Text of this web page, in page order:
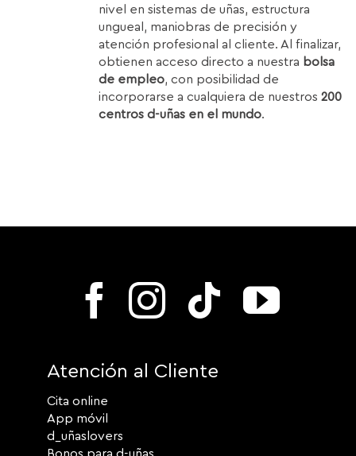
nivel en sistemas de uñas, estructura
ungueal, maniobras de precisión y
atención profesional al cliente. Al finalizar,
obtienen acceso directo a nuestra bolsa
de empleo, con posibilidad de
incorporarse a cualquiera de nuestros200
centros d-uñas en el mundo.
Atención al Cliente
Cita online
App móvil
d_uñaslovers